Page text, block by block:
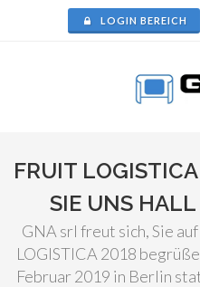
LOGIN BEREICH
FRUIT
SIE UNS
GNA srl freut sich, Sie
LOGISTICA 2018
Februar 2019 in Berlin